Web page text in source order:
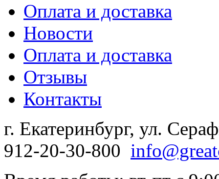
Оплата и доставка
Новости
Оплата и доставка
Отзывы
Контакты
г. Екатеринбург, ул.
912-20-30-800